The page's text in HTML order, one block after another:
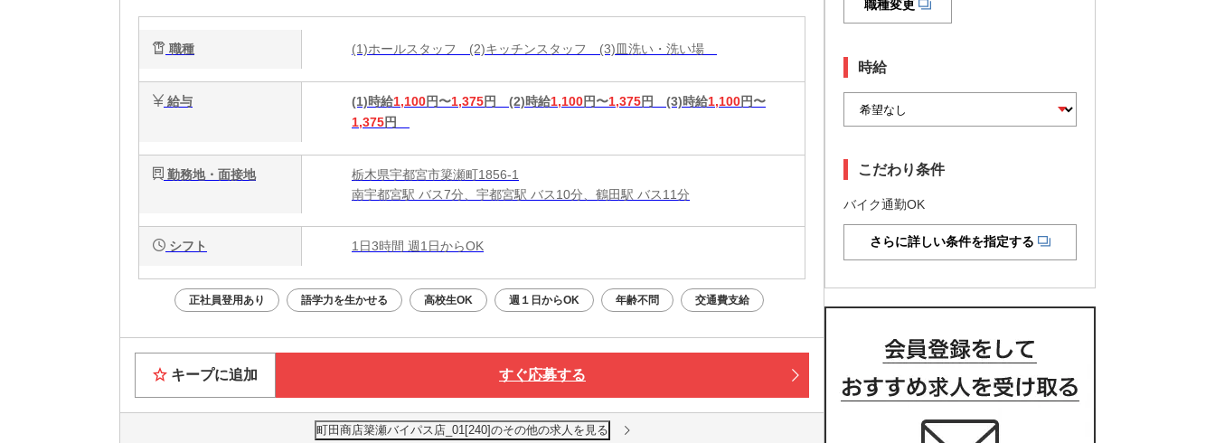
職種 (1)ホールスタッフ (2)キッチンスタッフ (3)皿洗い・洗い場
給与 (1)時給1,100円〜1,375円 (2)時給1,100円〜1,375円 (3)時給1,100円〜
1,375円
勤務地・面接地
栃木県宇都宮市簗瀬町1856-1
南宇都宮駅 バス7分、宇都宮駅 バス10分、鶴田駅 バス11分
シフト 1日3時間 週1日からOK
正社員登用あり 語学力を生かせる 高校生OK 週１日からOK 年齢不問 交通費支給
キープに追加 すぐ応募する
町田商店簗瀬バイパス店_01[240]のその他の求人を見る
職種変更
時給
こだわり条件
バイク通勤OK
さらに詳しい条件を指定する